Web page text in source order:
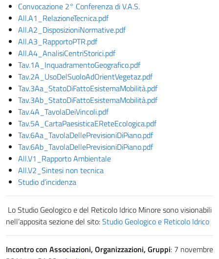
Convocazione 2° Conferenza di V.A.S.
All.A1_RelazioneTecnica.pdf
All.A2_DisposizioniNormative.pdf
All.A3_RapportoPTR.pdf
All.A4_AnalisiCentriStorici.pdf
Tav.1A_InquadramentoGeografico.pdf
Tav.2A_UsoDelSuoloAdOrientVegetaz.pdf
Tav.3Aa_StatoDiFattoEsistemaMobilità.pdf
Tav.3Ab_StatoDiFattoEsistemaMobilità.pdf
Tav.4A_TavolaDeiVincoli.pdf
Tav.5A_CartaPaesisticaEReteEcologica.pdf
Tav.6Aa_TavolaDellePrevisioniDiPiano.pdf
Tav.6Ab_TavolaDellePrevisioniDiPiano.pdf
All.V1_Rapporto Ambientale
All.V2_Sintesi non tecnica
Studio d’incidenza
Lo Studio Geologico e del Reticolo Idrico Minore sono visionabili
nell’apposita sezione del sito:Studio Geologico e Reticolo Idrico
Incontro con Associazioni, Organizzazioni, Gruppi: 7 novembre